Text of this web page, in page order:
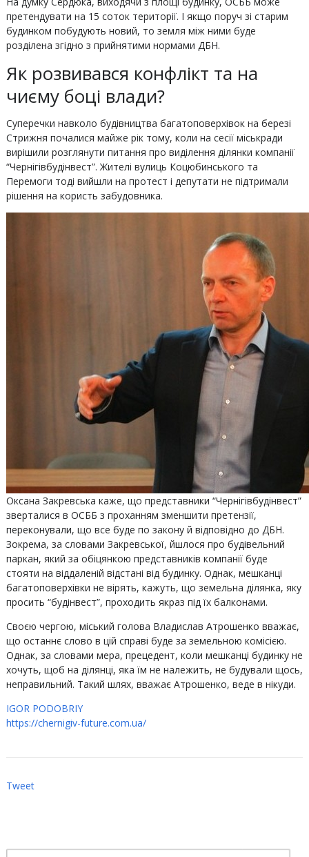
претендувати на 15 соток території. І якщо поруч зі старим
будинком побудують новий, то земля між ними буде
розділена згідно з прийнятими нормами ДБН.
Як розвивався конфлікт та на
чиєму боці влади?
Суперечки навколо будівництва багатоповерхівок на березі
Стрижня почалися майже рік тому, коли на сесії міськради
вирішили розглянути питання про виділення ділянки компанії
“Чернігівбудінвест”. Жителі вулиць Коцюбинського та
Перемоги тоді вийшли на протест і депутати не підтримали
рішення на користь забудовника.
Оксана Закревська каже, що представники “Чернігівбудінвест”
зверталися в ОСББ з проханням зменшити претензії,
переконували, що все буде по закону й відповідно до ДБН.
Зокрема, за словами Закревської, йшлося про будівельний
паркан, який за обіцянкою представників компанії буде
стояти на віддаленій відстані від будинку. Однак, мешканці
багатоповерхівки не вірять, кажуть, що земельна ділянка, яку
просить “будінвест”, проходить якраз під їх балконами.
Своєю чергою, міський голова Владислав Атрошенко вважає,
що останнє слово в цій справі буде за земельною комісією.
Однак, за словами мера, прецедент, коли мешканці будинку не
хочуть, щоб на ділянці, яка їм не належить, не будували щось,
неправильний. Такий шлях, вважає Атрошенко, веде в нікуди.
IGOR PODOBRIY
https://chernigiv-future.com.ua/
Tweet